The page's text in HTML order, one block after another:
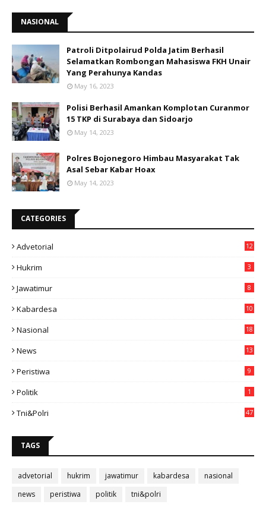
NASIONAL
Patroli Ditpolairud Polda Jatim Berhasil
Selamatkan Rombongan Mahasiswa FKH Unair
Yang Perahunya Kandas
May 16, 2023
Polisi Berhasil Amankan Komplotan Curanmor
15 TKP di Surabaya dan Sidoarjo
May 14, 2023
Polres Bojonegoro Himbau Masyarakat Tak
Asal Sebar Kabar Hoax
May 14, 2023
CATEGORIES
Advetorial 12
Hukrim 3
Jawatimur 8
Kabardesa
10
Nasional
18
News
13
Peristiwa 9
Politik 1
Tni&polri 47
TAGS
advetorial hukrim jawatimur kabardesa
nasional
news
peristiwa politik tni&polri